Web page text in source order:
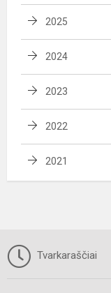
2025
2024
2023
2022
2021
Tvarkaraščiai